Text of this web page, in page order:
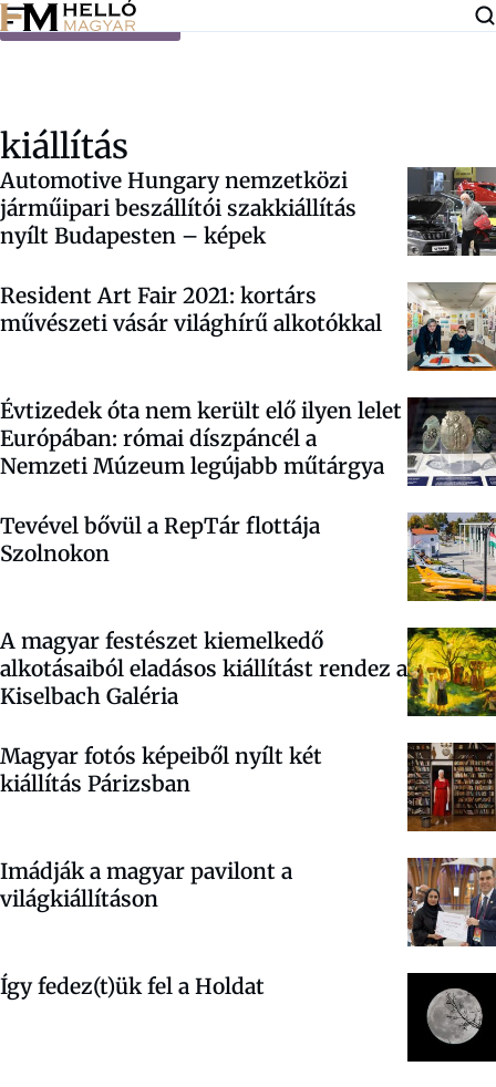
Ugrás a tartalomra
kiállítás
Automotive Hungary nemzetközi
járműipari beszállítói szakkiállítás
nyílt Budapesten – képek
Resident Art Fair 2021: kortárs
művészeti vásár világhírű alkotókkal
Évtizedek óta nem került elő ilyen lelet
Európában: római díszpáncél a
Nemzeti Múzeum legújabb műtárgya
Tevével bővül a RepTár flottája
Szolnokon
A magyar festészet kiemelkedő
alkotásaiból eladásos kiállítást rendez a
Kiselbach Galéria
Magyar fotós képeiből nyílt két
kiállítás Párizsban
Imádják a magyar pavilont a
világkiállításon
Így fedez(t)ük fel a Holdat